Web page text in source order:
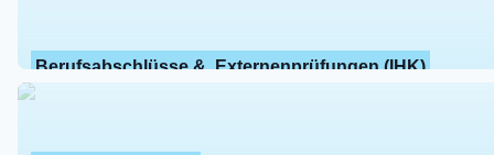
Berufsabschlüsse &  Externenprüfungen (IHK)